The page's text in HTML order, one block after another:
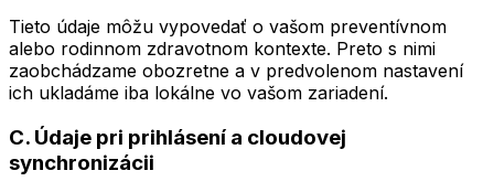
Tieto údaje môžu vypovedať o vašom preventívnom
alebo rodinnom zdravotnom kontexte. Preto s nimi
zaobchádzame obozretne a v predvolenom nastavení
ich ukladáme iba lokálne vo vašom zariadení.
C. Údaje pri prihlásení a cloudovej
synchronizácii